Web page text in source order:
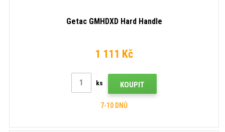
Getac GMHDXD Hard Handle
1 111 Kč
ks KOUPIT
7-10 DNŮ